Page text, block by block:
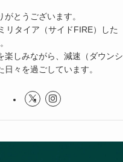
がとうございます。
リタイア（サイドFIRE）した
楽しみながら、減速（ダウンシ
日々を過ごしています。